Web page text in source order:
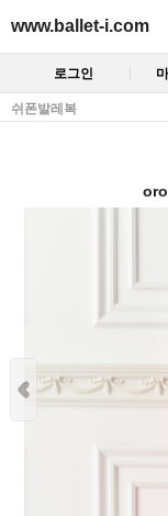
www.ballet-i.com
로그인
쉬폰발레복